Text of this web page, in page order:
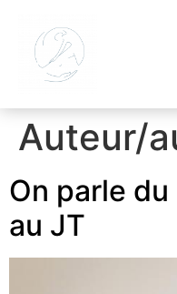
Auteur/
On parle
au JT